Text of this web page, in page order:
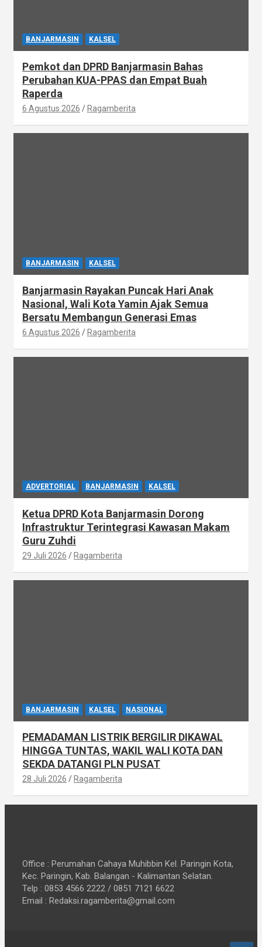
BANJARMASIN KALSEL
Pemkot dan DPRD Banjarmasin Bahas
Perubahan KUA-PPAS dan Empat Buah
Raperda
6 Agustus 2026 Ragamberita
BANJARMASIN KALSEL
Banjarmasin Rayakan Puncak Hari Anak
Nasional, Wali Kota Yamin Ajak Semua
Bersatu Membangun Generasi Emas
6 Agustus 2026 Ragamberita
ADVERTORIAL BANJARMASIN KALSEL
Ketua DPRD Kota Banjarmasin Dorong
Infrastruktur Terintegrasi Kawasan Makam
Guru Zuhdi
29 Juli 2026 Ragamberita
BANJARMASIN KALSEL NASIONAL
PEMADAMAN LISTRIK BERGILIR DIKAWAL
HINGGA TUNTAS, WAKIL WALI KOTA DAN
SEKDA DATANGI PLN PUSAT
28 Juli 2026 Ragamberita
Office : Perumahan Cahaya Muhibbin Kel. Paringin Kota,
Kec. Paringin, Kab. Balangan - Kalimantan Selatan.
Telp : 0853 4566 2222 / 0851 7121 6622
Email : Redaksi.ragamberita@gmail.com